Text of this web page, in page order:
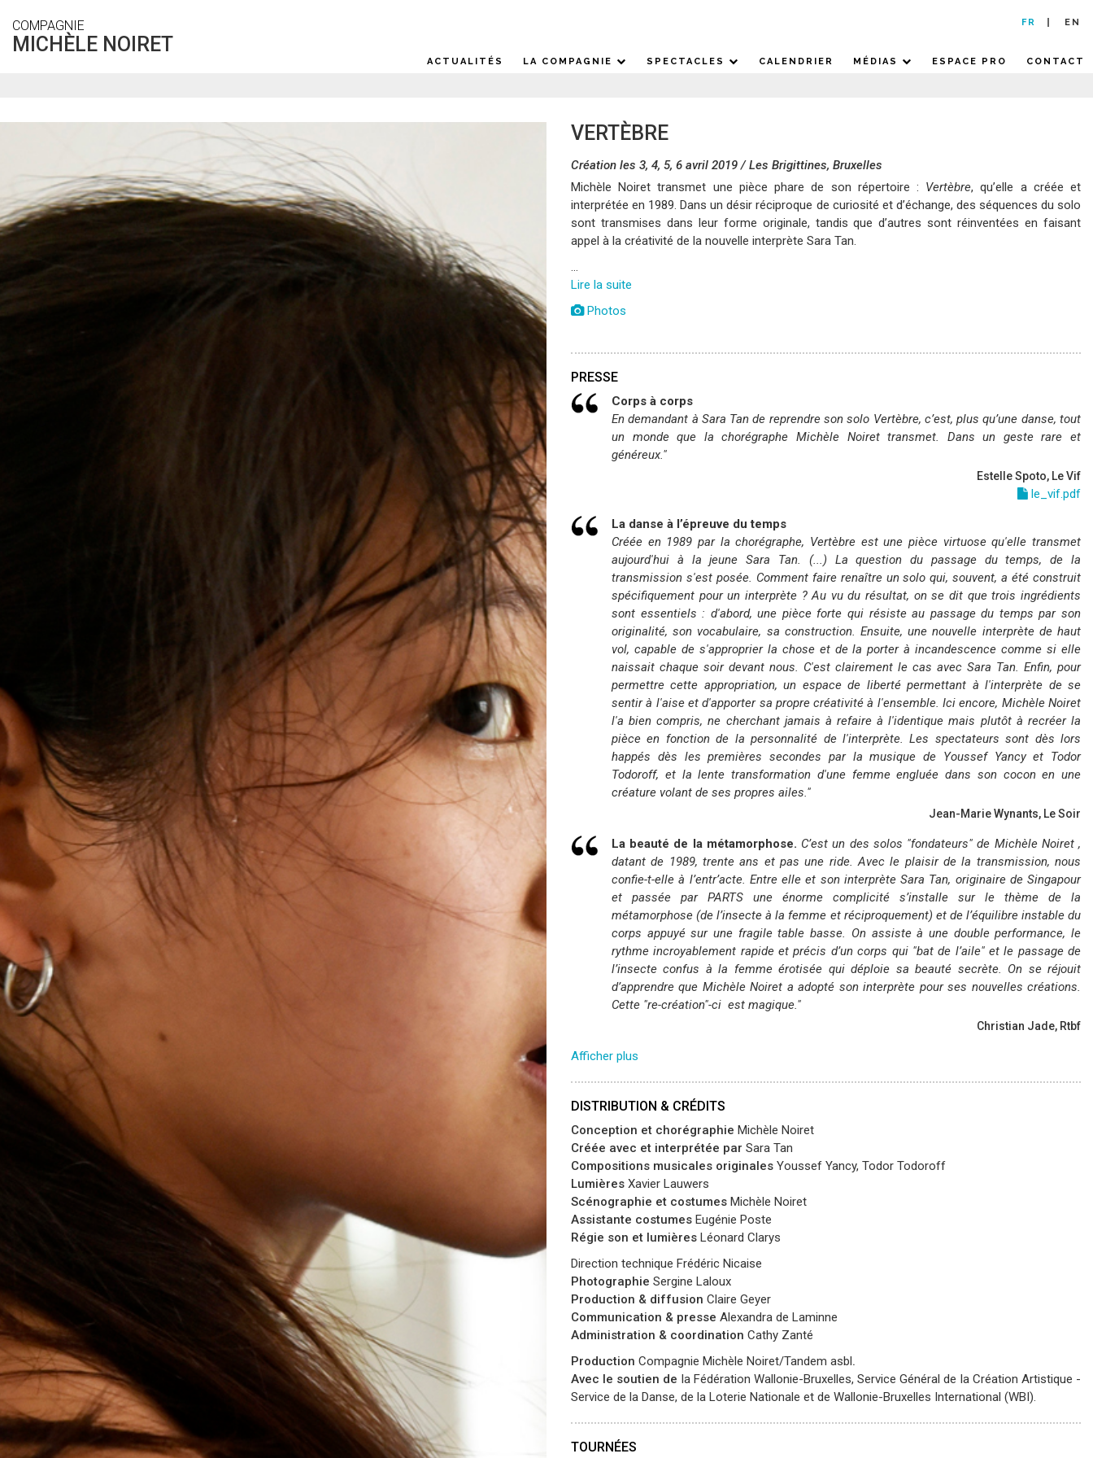
contenu
COMPAGNIE
MICHÈLE NOIRET
FR EN
ACTUALITÉS LA COMPAGNIE SPECTACLES CALENDRIER MÉDIAS ESPACE PRO CONTACT
VERTÈBRE
Création les 3, 4, 5, 6 avril 2019 / Les Brigittines, Bruxelles
Michèle Noiret transmet une pièce phare de son répertoire : Vertèbre, qu’elle a créée et
interprétée en 1989. Dans un désir réciproque de curiosité et d’échange, des séquences du solo
sont transmises dans leur forme originale, tandis que d’autres sont réinventées en faisant
appel à la créativité de la nouvelle interprète Sara Tan.
…
Lire la suite
Photos
PRESSE
Corps à corps
En demandant à Sara Tan de reprendre son solo Vertèbre, c’est, plus qu’une danse, tout
un monde que la chorégraphe Michèle Noiret transmet. Dans un geste rare et
généreux."
Estelle Spoto, Le Vif
le_vif.pdf
La danse à l’épreuve du temps
Créée en 1989 par la chorégraphe, Vertèbre est une pièce virtuose qu'elle transmet
aujourd'hui à la jeune Sara Tan. (...) La question du passage du temps, de la
transmission s'est posée. Comment faire renaître un solo qui, souvent, a été construit
spécifiquement pour un interprète ? Au vu du résultat, on se dit que trois ingrédients
sont essentiels : d'abord, une pièce forte qui résiste au passage du temps par son
originalité, son vocabulaire, sa construction. Ensuite, une nouvelle interprète de haut
vol, capable de s'approprier la chose et de la porter à incandescence comme si elle
naissait chaque soir devant nous. C'est clairement le cas avec Sara Tan. Enfin, pour
permettre cette appropriation, un espace de liberté permettant à l'interprète de se
sentir à l'aise et d'apporter sa propre créativité à l'ensemble. Ici encore, Michèle Noiret
l'a bien compris, ne cherchant jamais à refaire à l'identique mais plutôt à recréer la
pièce en fonction de la personnalité de l'interprète. Les spectateurs sont dès lors
happés dès les premières secondes par la musique de Youssef Yancy et Todor
Todoroff, et la lente transformation d'une femme engluée dans son cocon en une
créature volant de ses propres ailes."
Jean-Marie Wynants, Le Soir
La beauté de la métamorphose. C’est un des solos "fondateurs" de Michèle Noiret ,
datant de 1989, trente ans et pas une ride. Avec le plaisir de la transmission, nous
confie-t-elle à l’entr’acte. Entre elle et son interprète Sara Tan, originaire de Singapour
et passée par PARTS une énorme complicité s’installe sur le thème de la
métamorphose (de l’insecte à la femme et réciproquement) et de l’équilibre instable du
corps appuyé sur une fragile table basse. On assiste à une double performance, le
rythme incroyablement rapide et précis d’un corps qui "bat de l’aile" et le passage de
l’insecte confus à la femme érotisée qui déploie sa beauté secrète. On se réjouit
d’apprendre que Michèle Noiret a adopté son interprète pour ses nouvelles créations.
Cette "re-création"-ci est magique."
Christian Jade, Rtbf
Afficher plus
DISTRIBUTION & CRÉDITS
Conception et chorégraphie Michèle Noiret
Créée avec et interprétée par Sara Tan
Compositions musicales originales Youssef Yancy, Todor Todoroff
Lumières Xavier Lauwers
Scénographie et costumes Michèle Noiret
Assistante costumes Eugénie Poste
Régie son et lumières Léonard Clarys
Direction technique Frédéric Nicaise
Photographie Sergine Laloux
Production & diffusion Claire Geyer
Communication & presse Alexandra de Laminne
Administration & coordination Cathy Zanté
Production Compagnie Michèle Noiret/Tandem asbl.
Avec le soutien de la Fédération Wallonie-Bruxelles, Service Général de la Création Artistique -
Service de la Danse, de la Loterie Nationale et de Wallonie-Bruxelles International (WBI).
TOURNÉES